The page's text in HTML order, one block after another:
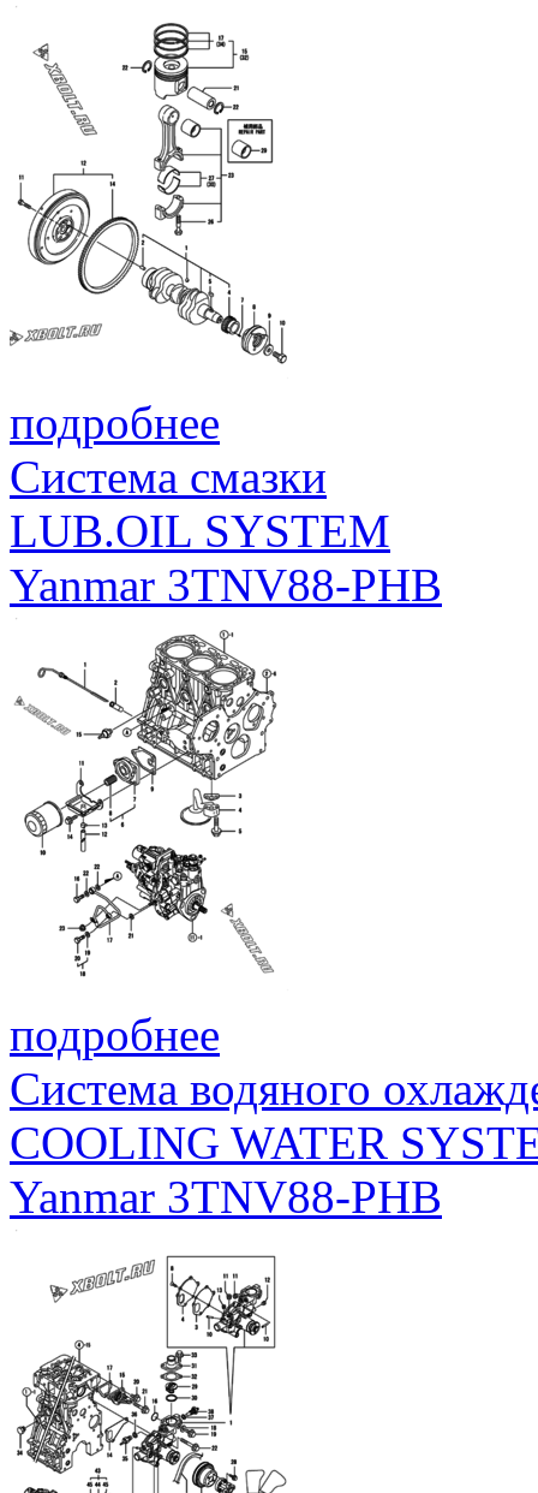
подробнее
Система смазки
LUB.OIL SYSTEM
Yanmar 3TNV88-PHB
подробнее
Система водяного
COOLING WATER
Yanmar 3TNV88-PHB